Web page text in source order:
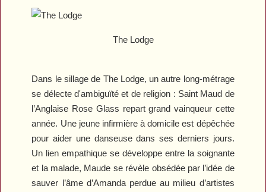
The Lodge
Dans le sillage de The Lodge, un autre long-métrage
se délecte d'ambiguïté et de religion : Saint Maud de
l’Anglaise Rose Glass repart grand vainqueur cette
année. Une jeune infirmière à domicile est dépêchée
pour aider une danseuse dans ses derniers jours.
Un lien empathique se développe entre la soignante
et la malade, Maude se révèle obsédée par l’idée de
sauver l’âme d’Amanda perdue au milieu d’artistes